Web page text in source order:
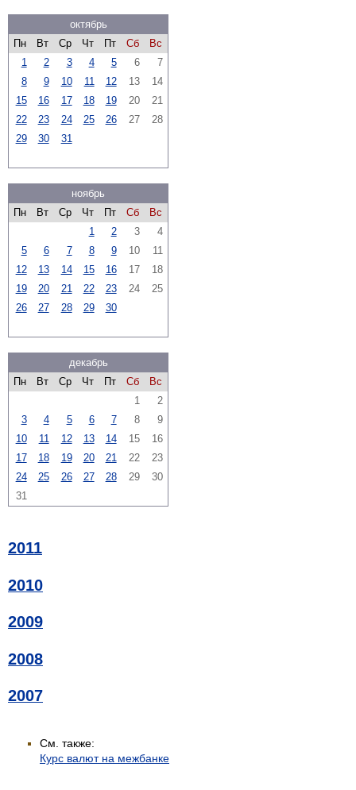
октябрь
Пн
Вт Ср Чт Пт Сб
Вс
1
2 3 4 5 6
7
8
9 10 11 12 13
14
15
16 17 18 19 20
21
22
23 24 25 26 27
28
29
30 31
ноябрь
Пн
Вт Ср Чт Пт Сб
Вс
1
2 3
4
5
6 7 8 9 10
11
12
13 14 15 16 17
18
19
20 21 22 23 24
25
26
27 28 29 30
декабрь
Пн
Вт Ср Чт Пт Сб
Вс
1
2
3
4 5 6 7 8
9
10
11 12 13 14 15
16
17
18 19 20 21 22
23
24
25 26 27 28 29
30
31
2011
2010
2009
2008
2007
См. также:
Курс валют на межбанке